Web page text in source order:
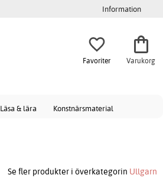
Information
Favoriter Varukorg
Läsa & lära Konstnärsmaterial
Se fler produkter i överkategorin Ullgarn